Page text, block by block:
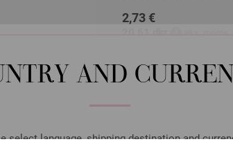
AND
select language, shipping destination and
2,73 €
20,61 dkr eks.